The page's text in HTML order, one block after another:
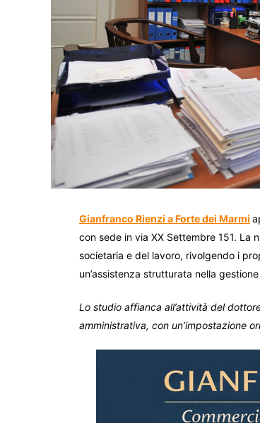
Gianfranco Rienzi a Forte dei Marmi
con sede in via XX Settembre 151. La
societaria e del lavoro, rivolgendo i
un’assistenza strutturata nella
Lo studio affianca all’attività del
amministrativa, con un’impostazione